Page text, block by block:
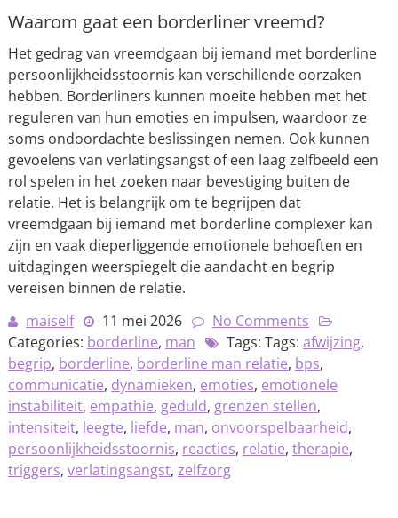
Waarom gaat een borderliner vreemd?
Het gedrag van vreemdgaan bij iemand met borderline
persoonlijkheidsstoornis kan verschillende oorzaken
hebben. Borderliners kunnen moeite hebben met het
reguleren van hun emoties en impulsen, waardoor ze
soms ondoordachte beslissingen nemen. Ook kunnen
gevoelens van verlatingsangst of een laag zelfbeeld een
rol spelen in het zoeken naar bevestiging buiten de
relatie. Het is belangrijk om te begrijpen dat
vreemdgaan bij iemand met borderline complexer kan
zijn en vaak dieperliggende emotionele behoeften en
uitdagingen weerspiegelt die aandacht en begrip
vereisen binnen de relatie.
maiself
11 mei 2026
No Comments
Categories: borderline, man Tags: Tags: afwijzing,
begrip, borderline, borderline man relatie, bps,
communicatie, dynamieken, emoties, emotionele
instabiliteit, empathie, geduld, grenzen stellen,
intensiteit, leegte, liefde, man, onvoorspelbaarheid,
persoonlijkheidsstoornis, reacties, relatie, therapie,
triggers, verlatingsangst, zelfzorg